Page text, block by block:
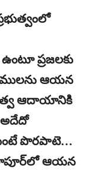
ప్రజలకు
ఆయన
ఆదాయానికి
అదేదో
పొరపాటె…
ఆయన